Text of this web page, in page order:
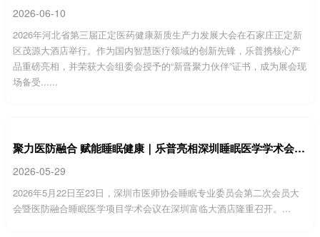
2026-06-10
2026年河北省第三届正定医药健康新质生产力发展大会在石家庄正定新
区茂源大酒店举行。作为国内智慧医疗领域的创新先锋，乐普携核心产
品重磅亮相，并荣获大会组委会授予的“新晋聚力伙伴”证书，成为展会现
场备受......
聚力医防融合 赋能睡眠健康｜乐普亮相深圳睡眠医学学术会议，睡眠呼吸机等产品备受关注
2026-05-29
2026年5月22日至23日，深圳市医师协会睡眠专业委员会第二次会员大
会暨医防融合睡眠医学项目学术会议在深圳富临大酒店隆重召开。...